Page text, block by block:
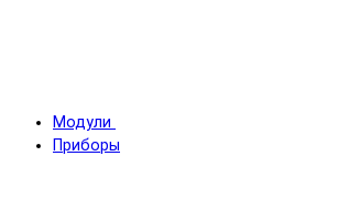
Модули
Приборы